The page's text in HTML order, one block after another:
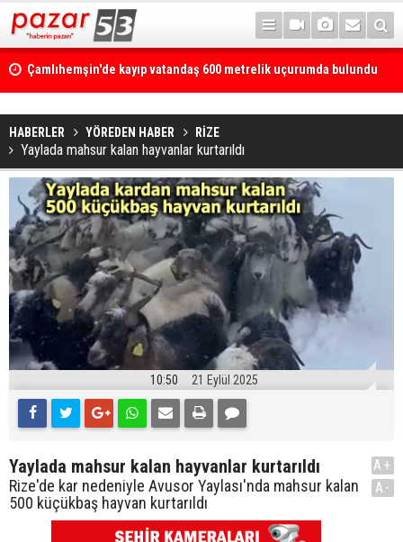
Çamlıhemşin'de kayıp vatandaş 600 metrelik uçurumda bulundu
HABERLER YÖREDEN HABER RİZE
Yaylada mahsur kalan hayvanlar kurtarıldı
10:50 21 Eylül 2025
Yaylada mahsur kalan hayvanlar kurtarıldı
Rize'de kar nedeniyle Avusor Yaylası'nda mahsur kalan
500 küçükbaş hayvan kurtarıldı
A+
A-